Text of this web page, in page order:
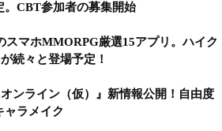
。CBT参加者の募集開始
スマホMMORPG厳選15アプリ。ハイク
続々と登場予定！
ンライン（仮）』新情報公開！自由度
ャラメイク